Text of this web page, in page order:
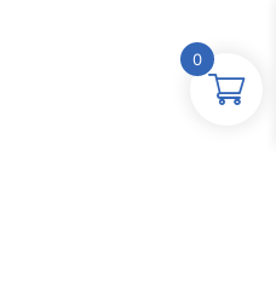
0